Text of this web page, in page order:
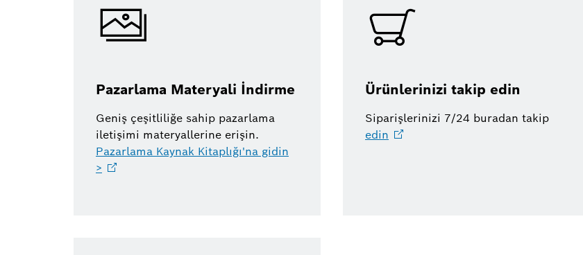
Pazarlama Materyali İndirme
Geniş çeşitliliğe sahip pazarlama
iletişimi materyallerine erişin.
Pazarlama Kaynak Kitaplığı'na gidin
>
Ürünlerinizi takip edin
Siparişlerinizi 7/24 buradan takip
edin